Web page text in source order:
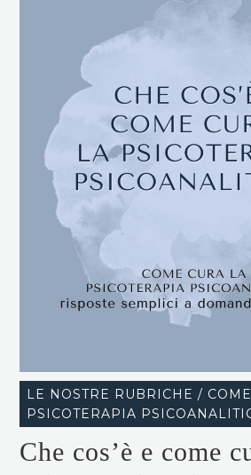
LE NOSTRE RUBRICHE /
PSICOTERAPIA
Che cos’è e come